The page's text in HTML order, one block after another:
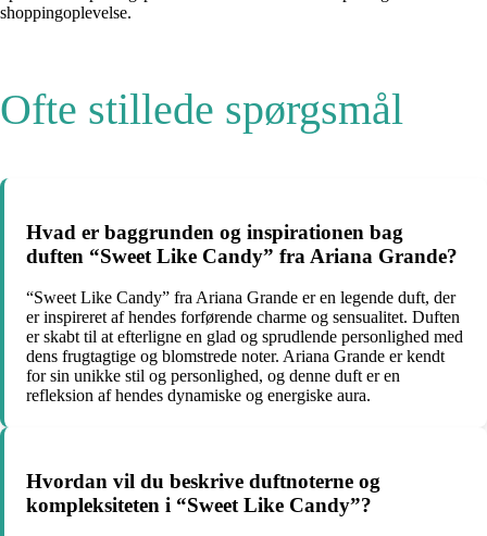
shoppingoplevelse.
Ofte stillede spørgsmål
Hvad er baggrunden og inspirationen bag
duften “Sweet Like Candy” fra Ariana Grande?
“Sweet Like Candy” fra Ariana Grande er en legende duft, der
er inspireret af hendes forførende charme og sensualitet. Duften
er skabt til at efterligne en glad og sprudlende personlighed med
dens frugtagtige og blomstrede noter. Ariana Grande er kendt
for sin unikke stil og personlighed, og denne duft er en
refleksion af hendes dynamiske og energiske aura.
Hvordan vil du beskrive duftnoterne og
kompleksiteten i “Sweet Like Candy”?